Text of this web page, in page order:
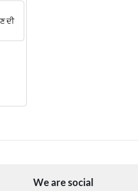
ਦੀ
We are social